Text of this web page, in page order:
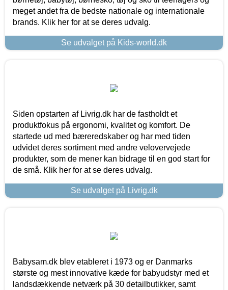
meget andet fra de bedste nationale og internationale
brands. Klik her for at se deres udvalg.
Se udvalget på Kids-world.dk
Siden opstarten af Livrig.dk har de fastholdt et
produktfokus på ergonomi, kvalitet og komfort. De
startede ud med bæreredskaber og har med tiden
udvidet deres sortiment med andre velovervejede
produkter, som de mener kan bidrage til en god start for
de små. Klik her for at se deres udvalg.
Se udvalget på Livrig.dk
Babysam.dk blev etableret i 1973 og er Danmarks
største og mest innovative kæde for babyudstyr med et
landsdækkende netværk på 30 detailbutikker, samt